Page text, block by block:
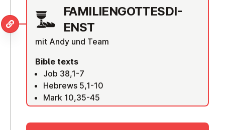
FAM­I­LI­EN­GOTTES­DI­
ENST
mit Andy und Team
Bible texts
Job 38,1-7
Hebrews 5,1-10
Mark 10,35-45